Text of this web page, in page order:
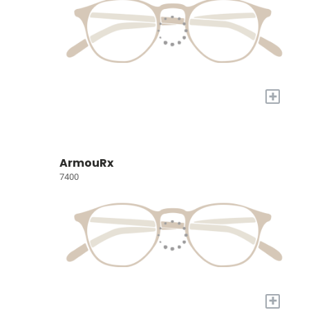
+
ArmouRx
7400
+